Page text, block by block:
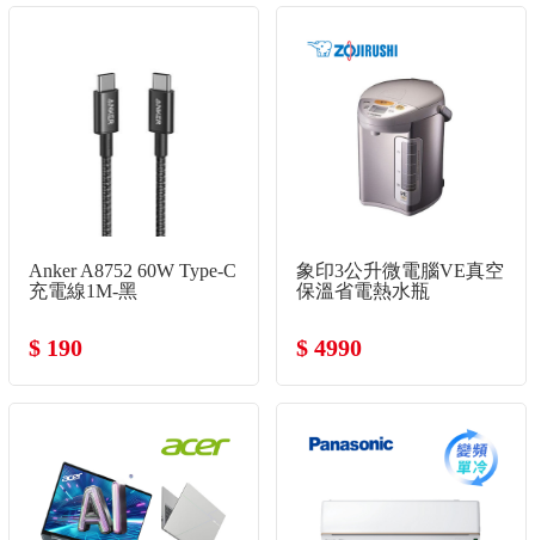
Anker A8752 60W Type-C
充電線1M-黑
$ 190
象印3公升微電腦VE真空
保溫省電熱水瓶
$ 4990